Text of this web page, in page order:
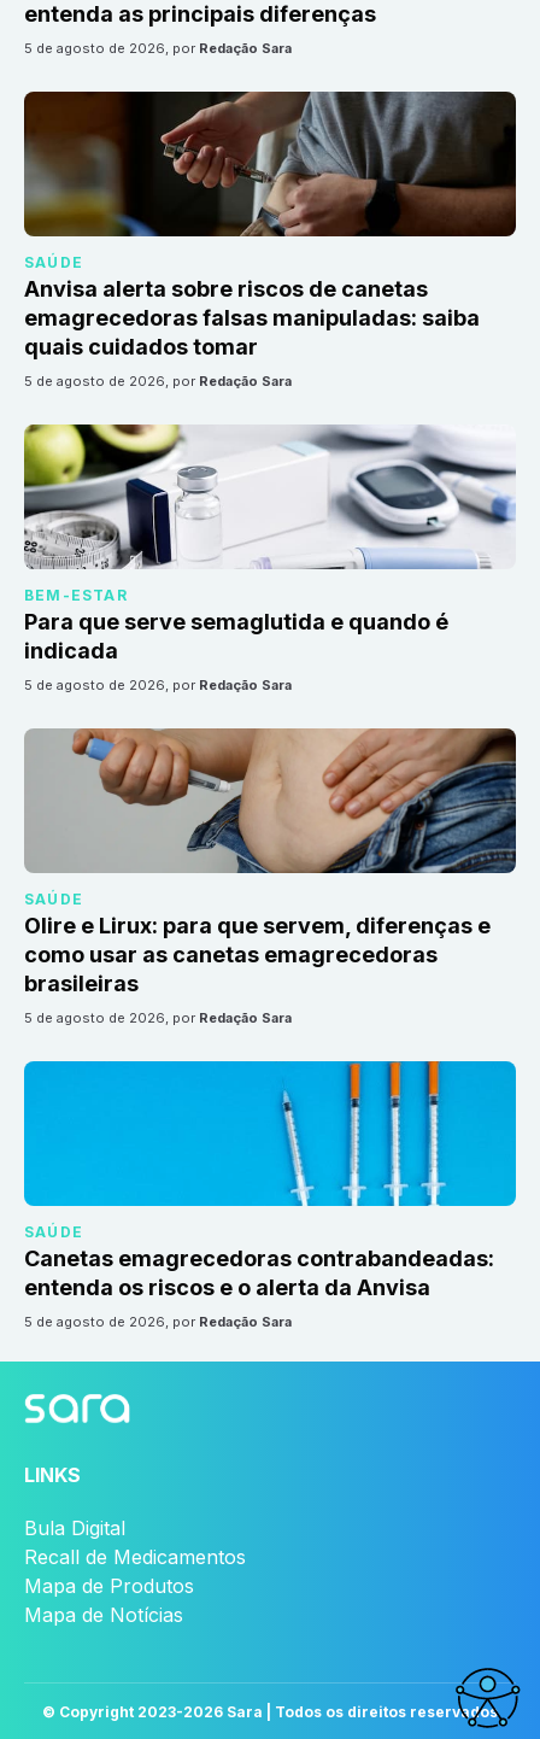
entenda as principais diferenças
5 de agosto de 2026, por Redação Sara
SAÚDE
Anvisa alerta sobre riscos de canetas
emagrecedoras falsas manipuladas: saiba
quais cuidados tomar
5 de agosto de 2026, por Redação Sara
BEM-ESTAR
Para que serve semaglutida e quando é
indicada
5 de agosto de 2026, por Redação Sara
SAÚDE
Olire e Lirux: para que servem, diferenças e
como usar as canetas emagrecedoras
brasileiras
5 de agosto de 2026, por Redação Sara
SAÚDE
Canetas emagrecedoras contrabandeadas:
entenda os riscos e o alerta da Anvisa
5 de agosto de 2026, por Redação Sara
LINKS
Bula Digital
Recall de Medicamentos
Mapa de Produtos
Mapa de Notícias
© Copyright 2023-2026 Sara | Todos os direitos reservados